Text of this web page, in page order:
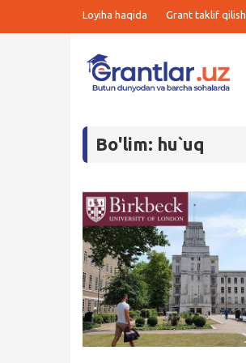
Loyiha haqida Grant taklif qilish
Bo'lim: hu`uq